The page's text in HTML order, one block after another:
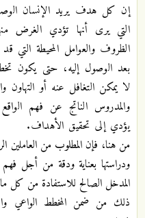
إن كل هدف يريد الإنسان
التي يرى أنها تؤدي الغرض
الظروف والعوامل المحيطة
بعد الوصول إليه، حتى يكون
لا يمكن التغافل عنه أو التهاون
والمدروس الناتج عن فهم
يؤدي إلى تحقيق الأهداف.
من هنا، فإن المطلوب من العاملين
ودراستها بعناية ودقة من أجل
المدخل الصالح للاستفادة من كل
ذلك من ضمن المخطط الواعي